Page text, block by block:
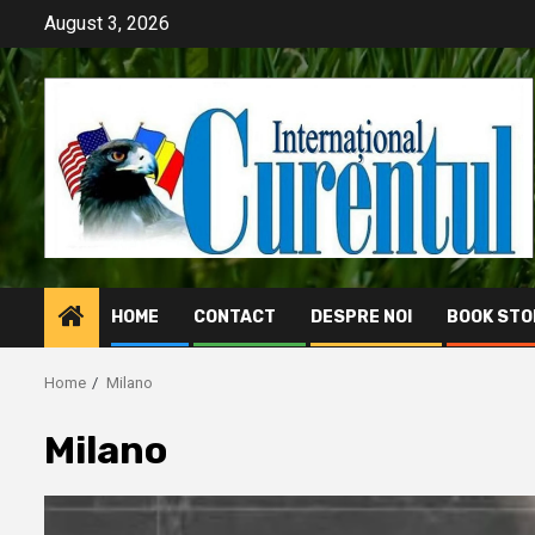
content
August 3, 2026
HOME CONTACT DESPRE NOI BOOK
Home Milano
Milano